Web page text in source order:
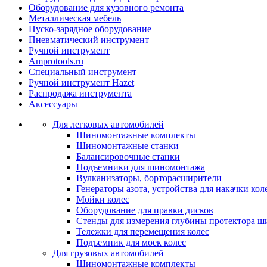
Оборудование для кузовного ремонта
Металлическая мебель
Пуско-зарядное оборудование
Пневматический инструмент
Ручной инструмент
Amprotools.ru
Специальный инструмент
Ручной инструмент Hazet
Распродажа инструмента
Аксессуары
Для легковых автомобилей
Шиномонтажные комплекты
Шиномонтажные станки
Балансировочные станки
Подъемники для шиномонтажа
Вулканизаторы, борторасширители
Генераторы азота, устройства для накачки
Мойки колес
Оборудование для правки дисков
Стенды для измерения глубины протектора
Тележки для перемещения колес
Подъемник для моек колеc
Для грузовых автомобилей
Шиномонтажные комплекты